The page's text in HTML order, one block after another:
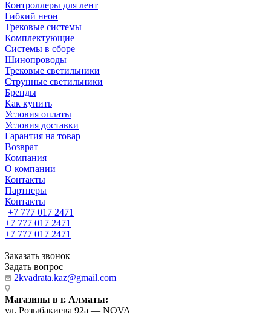
Контроллеры для лент
Гибкий неон
Трековые системы
Комплектующие
Системы в сборе
Шинопроводы
Трековые светильники
Струнные светильники
Бренды
Как купить
Условия оплаты
Условия доставки
Гарантия на товар
Возврат
Компания
О компании
Контакты
Партнеры
Контакты
+7 777 017 2471
+7 777 017 2471
+7 777 017 2471
Заказать звонок
Задать вопрос
2kvadrata.kaz@gmail.com
Магазины в г. Алматы:
ул. Розыбакиева 92а — NOVA